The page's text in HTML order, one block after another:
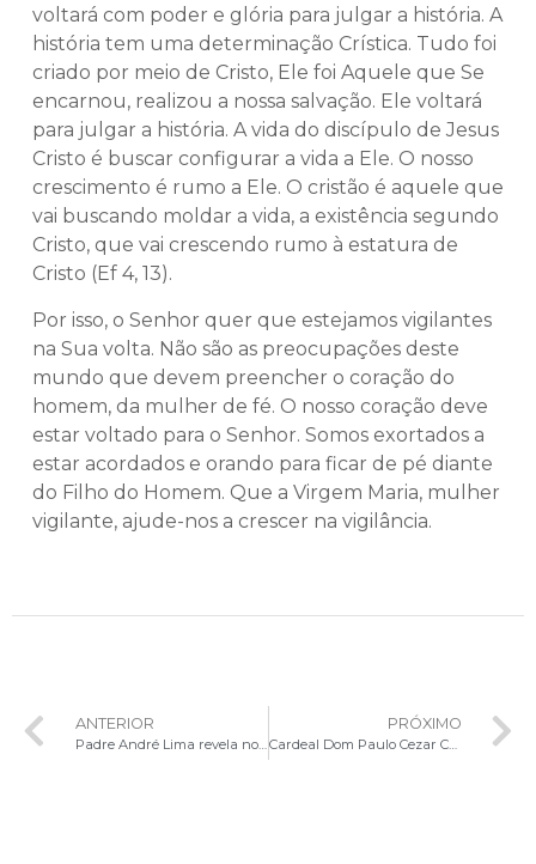
voltará com poder e glória para julgar a história. A
história tem uma determinação Crística. Tudo foi
criado por meio de Cristo, Ele foi Aquele que Se
encarnou, realizou a nossa salvação. Ele voltará
para julgar a história. A vida do discípulo de Jesus
Cristo é buscar configurar a vida a Ele. O nosso
crescimento é rumo a Ele. O cristão é aquele que
vai buscando moldar a vida, a existência segundo
Cristo, que vai crescendo rumo à estatura de
Cristo (Ef 4, 13).
Por isso, o Senhor quer que estejamos vigilantes
na Sua volta. Não são as preocupações deste
mundo que devem preencher o coração do
homem, da mulher de fé. O nosso coração deve
estar voltado para o Senhor. Somos exortados a
estar acordados e orando para ficar de pé diante
do Filho do Homem. Que a Virgem Maria, mulher
vigilante, ajude-nos a crescer na vigilância.
ANTERIOR
Padre André Lima revela novidades da Rádio Arquidiocesana Nova Aliança em entrevista exclusiva no Perfil Católico
PRÓXIMO
Cardeal Dom Paulo Cezar Costa inspira futuros seminaristas em retiro espiritual